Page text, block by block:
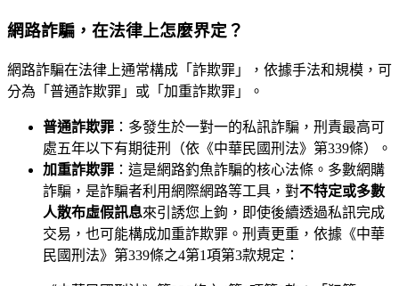
網路詐騙，在法律上怎麼界定？
網路詐騙在法律上通常構成「詐欺罪」，依據手法和規模，可
分為「普通詐欺罪」或「加重詐欺罪」。
普通詐欺罪 ：多發生於一對一的私訊詐騙，刑責最高可
處五年以下有期徒刑（依《中華民國刑法》第339條）。
加重詐欺罪 ：這是網路釣魚詐騙的核心法條。多數網購
詐騙，是詐騙者利用網際網路等工具，對不特定或多數
人散布虛假訊息來引誘您上鉤，即使後續透過私訊完成
交易，也可能構成加重詐欺罪。刑責更重，依據《中華
民國刑法》第339條之4第1項第3款規定：